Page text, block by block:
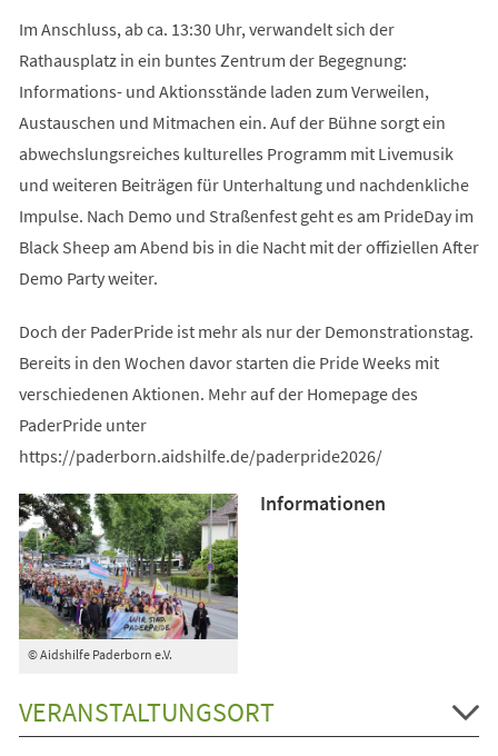
Im Anschluss, ab ca. 13:30 Uhr, verwandelt sich der
Rathausplatz in ein buntes Zentrum der Begegnung:
Informations- und Aktionsstände laden zum Verweilen,
Austauschen und Mitmachen ein. Auf der Bühne sorgt ein
abwechslungsreiches kulturelles Programm mit Livemusik
und weiteren Beiträgen für Unterhaltung und nachdenkliche
Impulse. Nach Demo und Straßenfest geht es am PrideDay im
Black Sheep am Abend bis in die Nacht mit der offiziellen After
Demo Party weiter.
Doch der PaderPride ist mehr als nur der Demonstrationstag.
Bereits in den Wochen davor starten die Pride Weeks mit
verschiedenen Aktionen. Mehr auf der Homepage des
PaderPride unter
https://paderborn.aidshilfe.de/paderpride2026/
© Aidshilfe Paderborn e.V.
Informationen
VERANSTALTUNGSORT